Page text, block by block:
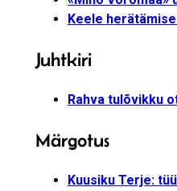
Keele
Juhtkiri
Rahva tulõvikku
Märgotus
Kuusiku Terje: